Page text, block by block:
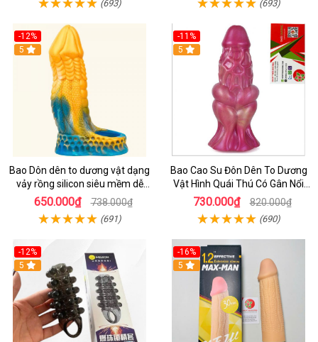
(693) (693)
-12%
5
Bao Dôn dên to dương vật dạng
vảy rồng silicon siêu mềm dễ
dùng làm tăng kích thước dương
vật
650.000₫ 738.000₫
(691)
-11%
5
Bao Cao Su Đôn Dên To Dương
Vật Hình Quái Thú Có Gân Nổi
Siêu Mềm
730.000₫ 820.000₫
(690)
-12%
5
-16%
5